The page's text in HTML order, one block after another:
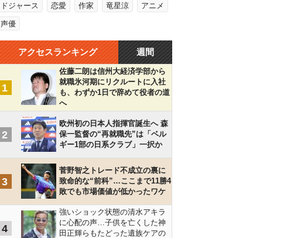
ドジャース 恋愛 作家 竜星涼 アニメ
声優
アクセスランキング 週間
1
佐藤二朗は信州大経済学部から
就職氷河期にリクルートに入社
も、わずか1日で辞めて役者の道
へ
2
欧州初の日本人指揮官誕生へ 森
保一監督の“再就職先”は「ベル
ギー1部の日系クラブ」一択か
3
菅野智之トレード不成立の裏に
致命的な“前科”…ここまで11勝4
敗でも市場価値が低かったワケ
4
強いショック状態の清水アキラ
に心配の声…子供を亡くした神
田正輝らもたどった遺族ケアの